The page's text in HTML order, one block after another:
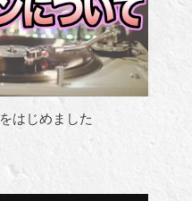
をはじめました